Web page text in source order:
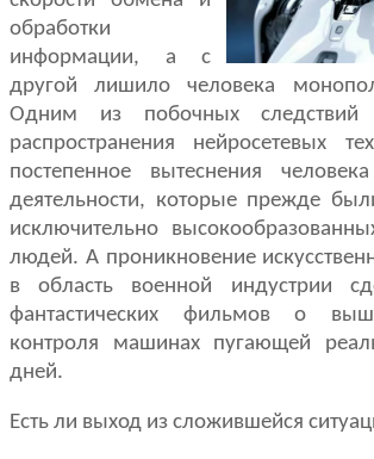
обработки
информации, а с
другой лишило человека
Одним из побочных следствий
распространения нейросетевых
постепенное вытеснения
деятельности, которые прежде
исключительно
людей. А проникновение
в область военной индустрии
фантастических фильмов о
контроля машинах пугающей
дней.
Есть ли выход из сложившейся